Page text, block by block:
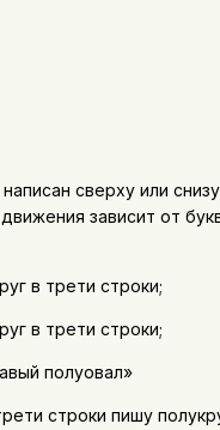
сверху или снизу,
зависит от
в трети строки;
в трети строки;
полуовал»
строки пишу